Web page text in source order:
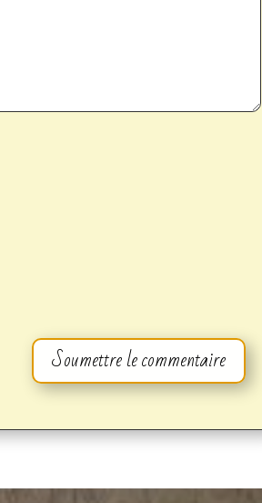
Soumettre le commentaire